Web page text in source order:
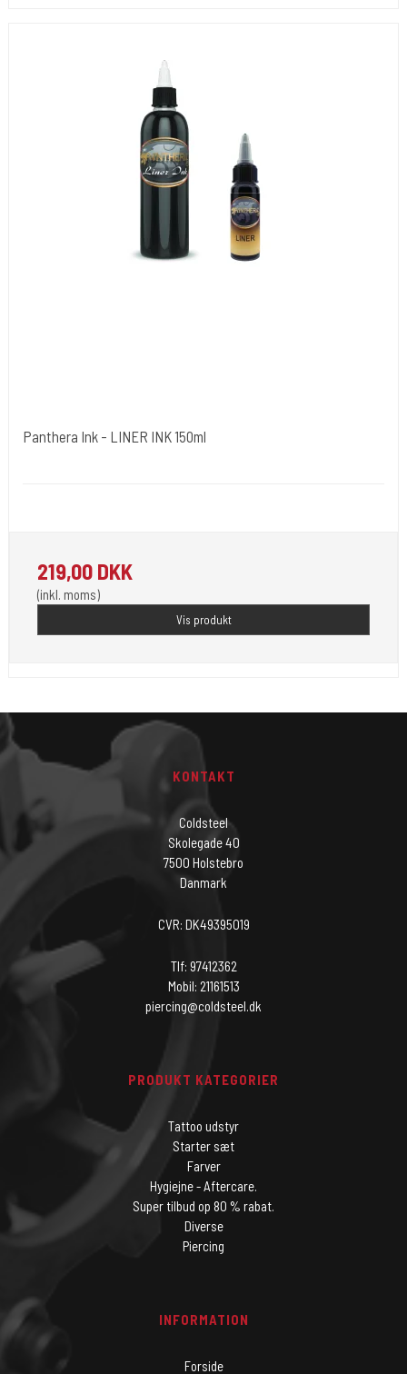
Panthera Ink - LINER INK 150ml
219,00 DKK
(inkl. moms)
Vis produkt
KONTAKT
Coldsteel
Skolegade 40
7500 Holstebro
Danmark
CVR: DK49395019
Tlf: 97412362
Mobil: 21161513
piercing@coldsteel.dk
PRODUKT KATEGORIER
Tattoo udstyr
Starter sæt
Farver
Hygiejne - Aftercare.
Super tilbud op 80 % rabat.
Diverse
Piercing
INFORMATION
Forside